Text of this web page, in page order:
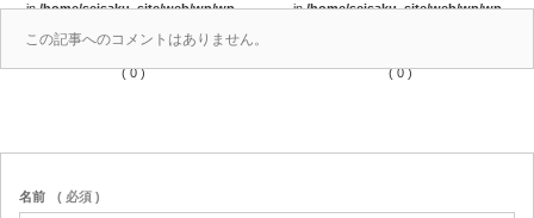
in/home/seisaku_site/web/wp/wp-
content/themes/seisaku/comments.php
36
( 0 )
in/home/seisaku_site/web/wp/wp-
( 0 )
この記事へのコメントはありません。
名前 ( 必須 )